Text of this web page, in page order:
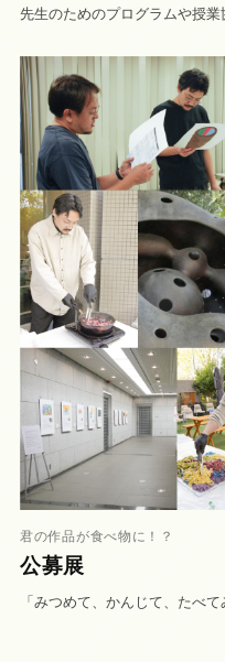
先生のためのプログラムや授業
君の作品が食べ物に！？
公募展
「みつめて、かんじて、たべ